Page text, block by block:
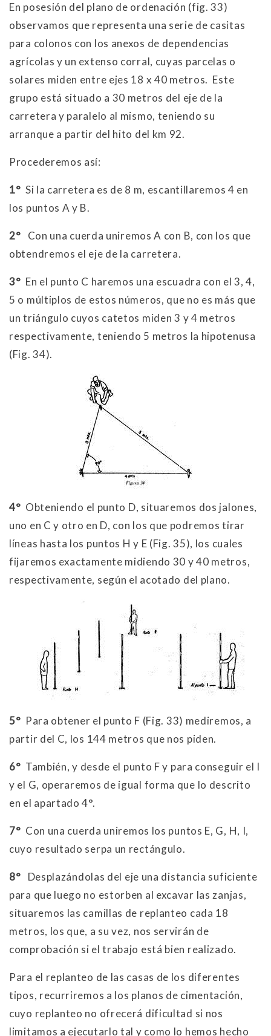
En posesión del plano de ordenación (fig. 33)
observamos que representa una serie de casitas
para colonos con los anexos de dependencias
agrícolas y un extenso corral, cuyas parcelas o
solares miden entre ejes 18 x 40 metros. Este
grupo está situado a 30 metros del eje de la
carretera y paralelo al mismo, teniendo su
arranque a partir del hito del km 92.
Procederemos así:
1° Si la carretera es de 8 m, escantillaremos 4 en
los puntos A y B.
2° Con una cuerda uniremos A con B, con los que
obtendremos el eje de la carretera.
3° En el punto C haremos una escuadra con el 3, 4,
5 o múltiplos de estos números, que no es más que
un triángulo cuyos catetos miden 3 y 4 metros
respectivamente, teniendo 5 metros la hipotenusa
(Fig. 34).
4° Obteniendo el punto D, situaremos dos jalones,
uno en C y otro en D, con los que podremos tirar
líneas hasta los puntos H y E (Fig. 35), los cuales
fijaremos exactamente midiendo 30 y 40 metros,
respectivamente, según el acotado del plano.
5° Para obtener el punto F (Fig. 33) mediremos, a
partir del C, los 144 metros que nos piden.
6° También, y desde el punto F y para conseguir el I
y el G, operaremos de igual forma que lo descrito
en el apartado 4°.
7° Con una cuerda uniremos los puntos E, G, H, I,
cuyo resultado serpa un rectángulo.
8° Desplazándolas del eje una distancia suficiente
para que luego no estorben al excavar las zanjas,
situaremos las camillas de replanteo cada 18
metros, los que, a su vez, nos servirán de
comprobación si el trabajo está bien realizado.
Para el replanteo de las casas de los diferentes
tipos, recurriremos a los planos de cimentación,
cuyo replanteo no ofrecerá dificultad si nos
limitamos a ejecutarlo tal y como lo hemos hecho